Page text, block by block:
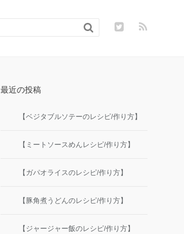

最近の投稿
【ベジタブルソテーのレシピ/作り方】
【ミートソースめんレシピ/作り方】
【ガパオライスのレシピ/作り方】
【豚角煮うどんのレシピ/作り方】
【ジャージャー飯のレシピ/作り方】